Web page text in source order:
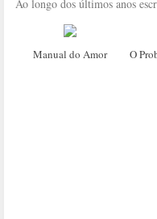
Ao longo dos últimos anos
Manual do Amor
O